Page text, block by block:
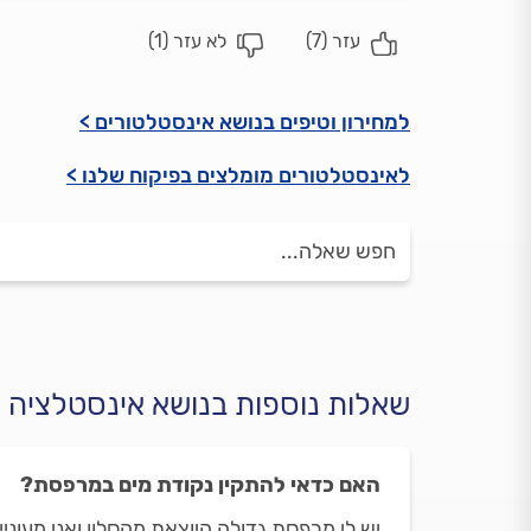
7
)
1
)
למחירון וטיפים בנושא אינסטלטורים >
לאינסטלטורים מומלצים בפיקוח שלנו >
שאלות נוספות בנושא אינסטלציה
האם כדאי להתקין נקודת מים במרפסת?